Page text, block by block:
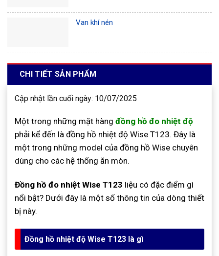
Van khí nén
CHI TIẾT SẢN PHẨM
Cập nhật lần cuối ngày: 10/07/2025
Một trong những mặt hàng đồng hồ đo nhiệt độ
phải kể đến là đồng hồ nhiệt độ Wise T123. Đây là
một trong những model của đồng hồ Wise chuyên
dùng cho các hệ thống ăn mòn.
Đồng hồ đo nhiệt Wise T123 liệu có đặc điểm gì
nổi bật? Dưới đây là một số thông tin của dòng thiết
bị này.
Đồng hồ nhiệt độ Wise T123 là gì